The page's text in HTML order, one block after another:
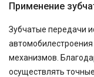
Применение
Зубчатые передачи
механизмов.
осуществлять